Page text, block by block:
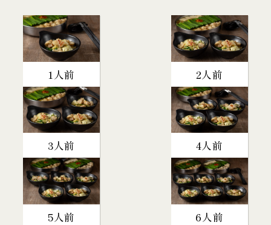
1人前 2人前
3人前 4人前
5人前 6人前